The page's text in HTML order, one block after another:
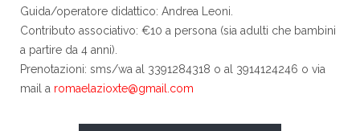
Guida/operatore didattico: Andrea Leoni.
Contributo associativo: €10 a persona (sia adulti che bambini
a partire da 4 anni).
Prenotazioni: sms/wa al 3391284318 o al 3914124246 o via
mail a romaelazioxte@gmail.com